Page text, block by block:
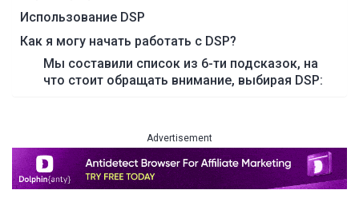
Использование DSP
Как я могу начать работать с DSP?
Мы составили список из 6-ти подсказок, на
что стоит обращать внимание, выбирая DSP:
Advertisement